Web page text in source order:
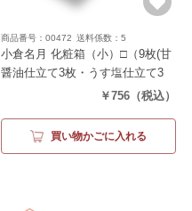
商品番号：00472 送料係数：5
小倉名月 化粧箱（小）□（9枚(甘
醤油仕立て3枚・うす塩仕立て3
枚・カレー仕立て3枚)）
￥756 （税込）
買い物かごに入れる